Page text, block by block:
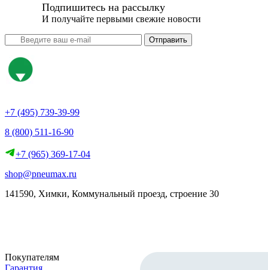
Подпишитесь на рассылку
И получайте первыми свежие новости
Отправить
+7 (495) 739-39-99
8 (800) 511-16-90
+7 (965) 369-17-04
shop@pneumax.ru
141590, Химки, Коммунальный проезд, строение 30
Покупателям
Гарантия